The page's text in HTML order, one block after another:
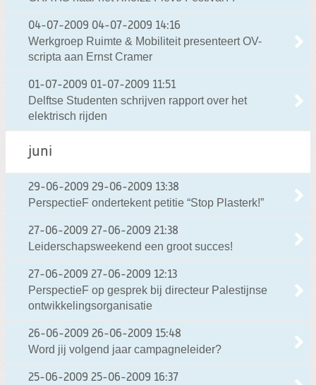
04-07-2009 04-07-2009 14:16
Werkgroep Ruimte & Mobiliteit presenteert OV-
scripta aan Ernst Cramer
01-07-2009 01-07-2009 11:51
Delftse Studenten schrijven rapport over het
elektrisch rijden
juni
29-06-2009 29-06-2009 13:38
PerspectieF ondertekent petitie “Stop Plasterk!”
27-06-2009 27-06-2009 21:38
Leiderschapsweekend een groot succes!
27-06-2009 27-06-2009 12:13
PerspectieF op gesprek bij directeur Palestijnse
ontwikkelingsorganisatie
26-06-2009 26-06-2009 15:48
Word jij volgend jaar campagneleider?
25-06-2009 25-06-2009 16:37